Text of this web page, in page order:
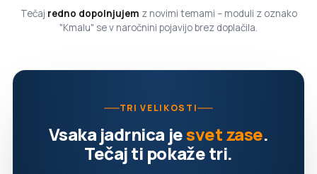
Tečaj redno dopolnjujem z novimi temami – moduli z oznako
"Kmalu" se v naročnini pojavijo brez doplačila.
TRI VELIKOSTI
Vsaka jadrnica jesvet zase.
Tečaj ti pokaže tri.